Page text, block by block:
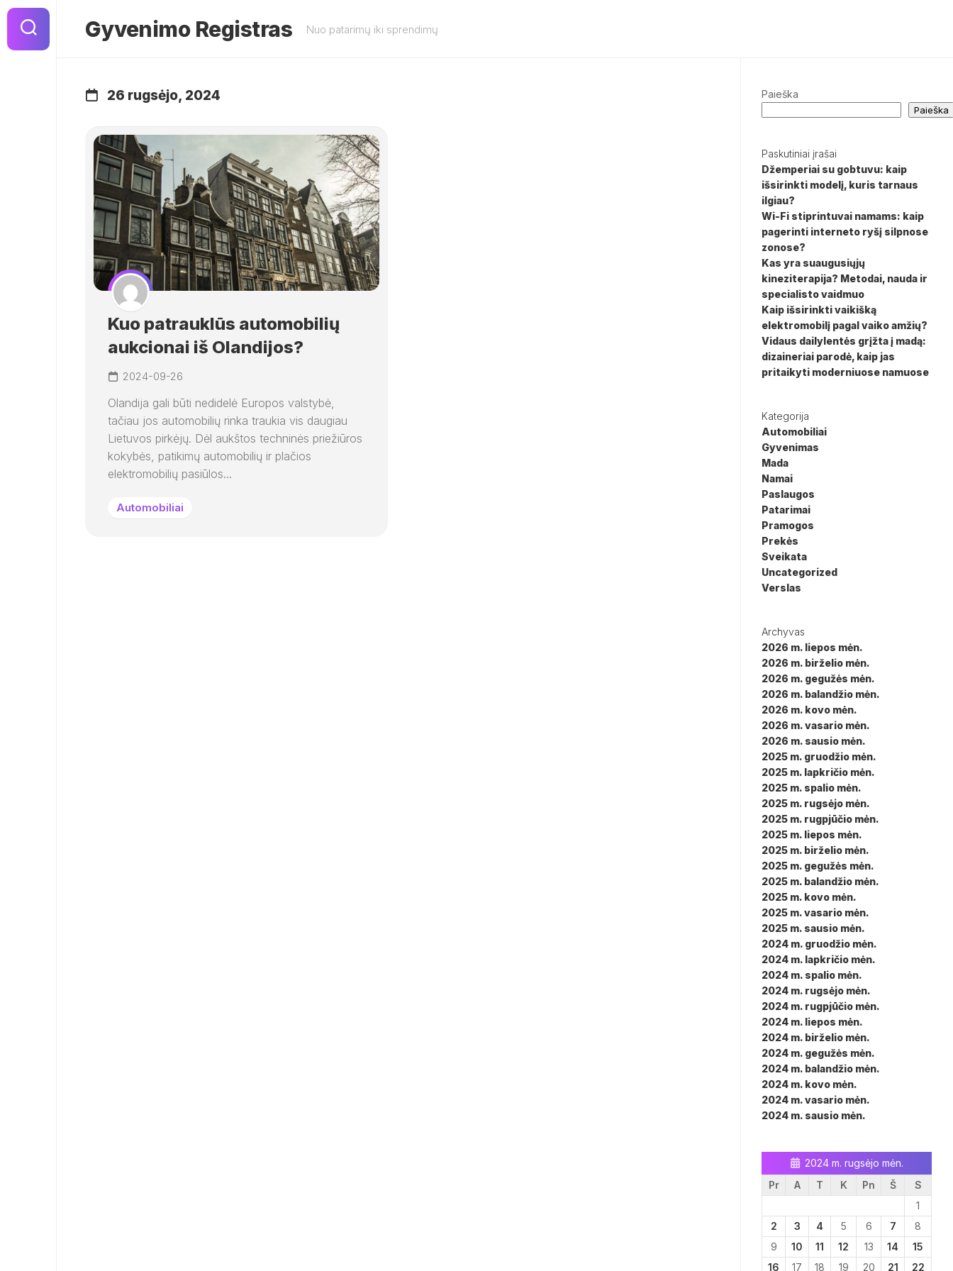
Skip
content
Gyvenimo Registras Nuo patarimų iki sprendimų
26 rugsėjo, 2024
Kuo patrauklūs automobilių
aukcionai iš Olandijos?
2024-09-26
Olandija gali būti nedidelė Europos valstybė,
tačiau jos automobilių rinka traukia vis daugiau
Lietuvos pirkėjų. Dėl aukštos techninės priežiūros
kokybės, patikimų automobilių ir plačios
elektromobilių pasiūlos...
Automobiliai
Paieška
Paieška
Paskutiniai įrašai
Džemperiai su gobtuvu: kaip
išsirinkti modelį, kuris tarnaus
ilgiau?
Wi-Fi stiprintuvai namams: kaip
pagerinti interneto ryšį silpnose
zonose?
Kas yra suaugusiųjų
kineziterapija? Metodai, nauda ir
specialisto vaidmuo
Kaip išsirinkti vaikišką
elektromobilį pagal vaiko amžių?
Vidaus dailylentės grįžta į madą:
dizaineriai parodė, kaip jas
pritaikyti moderniuose namuose
Kategorija
Automobiliai
Gyvenimas
Mada
Namai
Paslaugos
Patarimai
Pramogos
Prekės
Sveikata
Uncategorized
Verslas
Archyvas
2026 m. liepos mėn.
2026 m. birželio mėn.
2026 m. gegužės mėn.
2026 m. balandžio mėn.
2026 m. kovo mėn.
2026 m. vasario mėn.
2026 m. sausio mėn.
2025 m. gruodžio mėn.
2025 m. lapkričio mėn.
2025 m. spalio mėn.
2025 m. rugsėjo mėn.
2025 m. rugpjūčio mėn.
2025 m. liepos mėn.
2025 m. birželio mėn.
2025 m. gegužės mėn.
2025 m. balandžio mėn.
2025 m. kovo mėn.
2025 m. vasario mėn.
2025 m. sausio mėn.
2024 m. gruodžio mėn.
2024 m. lapkričio mėn.
2024 m. spalio mėn.
2024 m. rugsėjo mėn.
2024 m. rugpjūčio mėn.
2024 m. liepos mėn.
2024 m. birželio mėn.
2024 m. gegužės mėn.
2024 m. balandžio mėn.
2024 m. kovo mėn.
2024 m. vasario mėn.
2024 m. sausio mėn.
2024 m. rugsėjo mėn.
Pr
A T K Pn Š
S
1
2
3 4 5 6 7
8
9
10 11 12 13 14
15
16
17 18 19 20 21 22